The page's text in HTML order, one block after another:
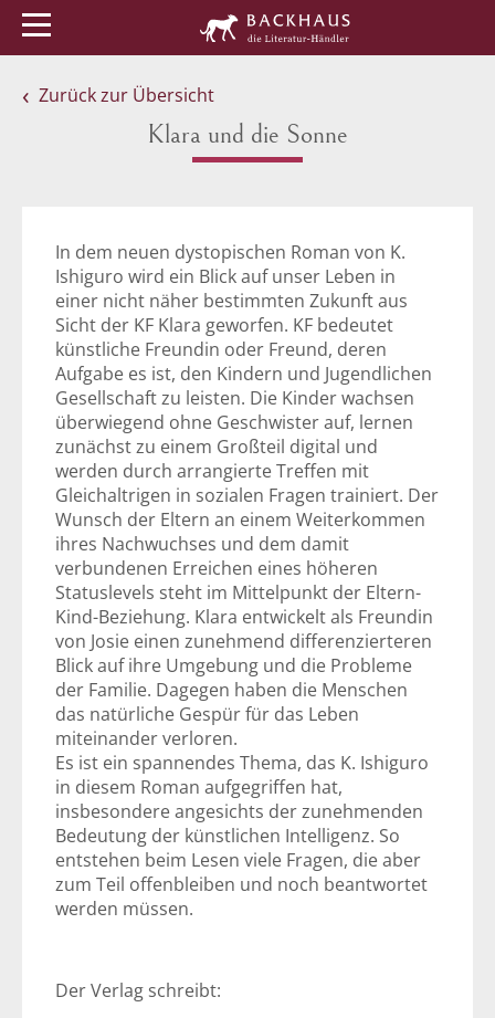
Zurück zur Übersicht
Klara und die Sonne
In dem neuen dystopischen Roman von K.
Ishiguro wird ein Blick auf unser Leben in
einer nicht näher bestimmten Zukunft aus
Sicht der KF Klara geworfen. KF bedeutet
künstliche Freundin oder Freund, deren
Aufgabe es ist, den Kindern und Jugendlichen
Gesellschaft zu leisten. Die Kinder wachsen
überwiegend ohne Geschwister auf, lernen
zunächst zu einem Großteil digital und
werden durch arrangierte Treffen mit
Gleichaltrigen in sozialen Fragen trainiert. Der
Wunsch der Eltern an einem Weiterkommen
ihres Nachwuchses und dem damit
verbundenen Erreichen eines höheren
Statuslevels steht im Mittelpunkt der Eltern-
Kind-Beziehung. Klara entwickelt als Freundin
von Josie einen zunehmend differenzierteren
Blick auf ihre Umgebung und die Probleme
der Familie. Dagegen haben die Menschen
das natürliche Gespür für das Leben
miteinander verloren.
Es ist ein spannendes Thema, das K. Ishiguro
in diesem Roman aufgegriffen hat,
insbesondere angesichts der zunehmenden
Bedeutung der künstlichen Intelligenz. So
entstehen beim Lesen viele Fragen, die aber
zum Teil offenbleiben und noch beantwortet
werden müssen.
Der Verlag schreibt: